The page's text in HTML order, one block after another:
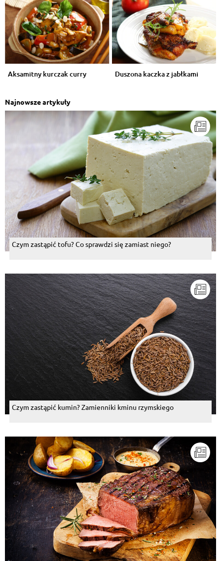
Aksamitny kurczak curry Duszona kaczka z jabłkami
Najnowsze artykuły
Czym zastąpić tofu? Co sprawdzi się zamiast niego?
Czym zastąpić kumin? Zamienniki kminu rzymskiego